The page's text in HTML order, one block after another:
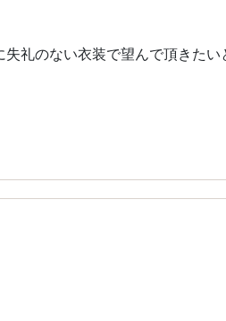
礼のない衣装で望んで頂きたい